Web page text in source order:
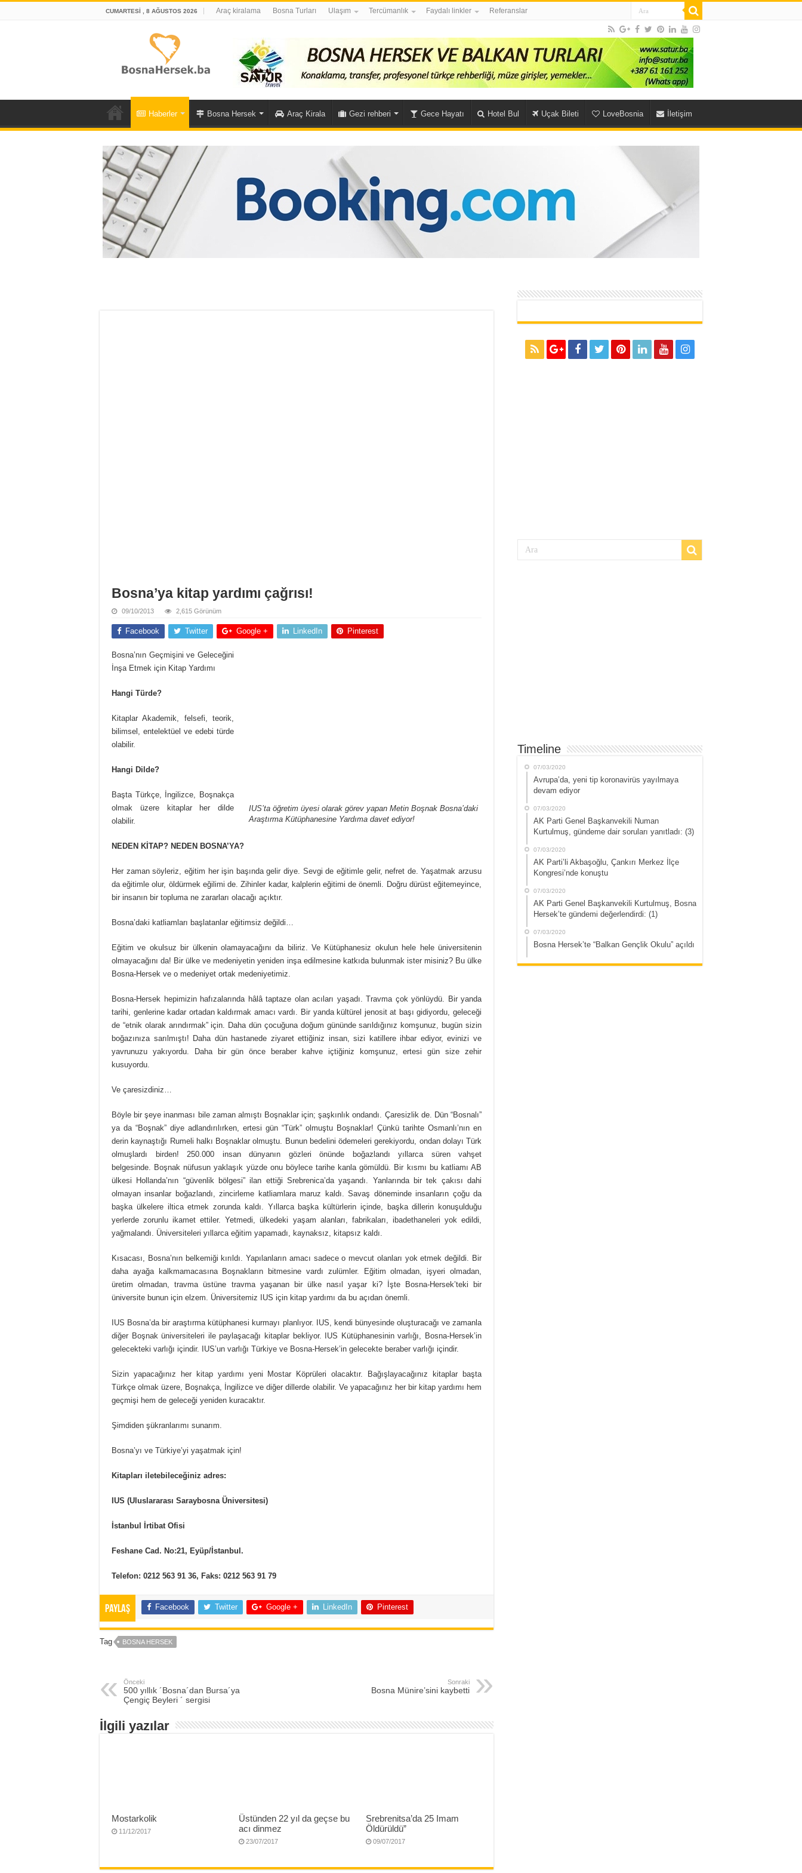
CUMARTESI , 8 AĞUSTOS 2026 Araç kiralama Bosna Turları Ulaşım Tercümanlık Faydalı linkler Referanslar
Haberler Bosna Hersek Araç Kirala Gezi rehberi Gece Hayatı Hotel Bul Uçak Bileti LoveBosnia İletişim
Bosna’ya kitap yardımı çağrısı!
09/10/2013 2,615 Görünüm
Facebook Twitter Google + LinkedIn Pinterest
IUS’ta öğretim üyesi olarak görev yapan Metin Boşnak Bosna’daki
Araştırma Kütüphanesine Yardıma davet ediyor!
Bosna’nın Geçmişini ve Geleceğini
İnşa Etmek için Kitap Yardımı
Hangi Türde?
Kitaplar Akademik, felsefi, teorik,
bilimsel, entelektüel ve edebi türde
olabilir.
Hangi Dilde?
Başta Türkçe, İngilizce, Boşnakça
olmak üzere kitaplar her dilde
olabilir.
NEDEN KİTAP? NEDEN BOSNA’YA?
Her zaman söyleriz, eğitim her işin başında gelir diye. Sevgi de eğitimle gelir, nefret de. Yaşatmak arzusu
da eğitimle olur, öldürmek eğilimi de. Zihinler kadar, kalplerin eğitimi de önemli. Doğru dürüst eğitemeyince,
bir insanın bir topluma ne zararları olacağı açıktır.
Bosna’daki katliamları başlatanlar eğitimsiz değildi…
Eğitim ve okulsuz bir ülkenin olamayacağını da biliriz. Ve Kütüphanesiz okulun hele hele üniversitenin
olmayacağını da! Bir ülke ve medeniyetin yeniden inşa edilmesine katkıda bulunmak ister misiniz? Bu ülke
Bosna-Hersek ve o medeniyet ortak medeniyetimiz.
Bosna-Hersek hepimizin hafızalarında hâlâ taptaze olan acıları yaşadı. Travma çok yönlüydü. Bir yanda
tarihi, genlerine kadar ortadan kaldırmak amacı vardı. Bir yanda kültürel jenosit at başı gidiyordu, geleceği
de “etnik olarak arındırmak” için. Daha dün çocuğuna doğum gününde sarıldığınız komşunuz, bugün sizin
boğazınıza sarılmıştı! Daha dün hastanede ziyaret ettiğiniz insan, sizi katillere ihbar ediyor, evinizi ve
yavrunuzu yakıyordu. Daha bir gün önce beraber kahve içtiğiniz komşunuz, ertesi gün size zehir
kusuyordu.
Ve çaresizdiniz…
Böyle bir şeye inanması bile zaman almıştı Boşnaklar için; şaşkınlık ondandı. Çaresizlik de. Dün “Bosnalı”
ya da “Boşnak” diye adlandırılırken, ertesi gün “Türk” olmuştu Boşnaklar! Çünkü tarihte Osmanlı’nın en
derin kaynaştığı Rumeli halkı Boşnaklar olmuştu. Bunun bedelini ödemeleri gerekiyordu, ondan dolayı Türk
olmuşlardı birden! 250.000 insan dünyanın gözleri önünde boğazlandı yıllarca süren vahşet
belgesinde. Boşnak nüfusun yaklaşık yüzde onu böylece tarihe kanla gömüldü. Bir kısmı bu katliamı AB
ülkesi Hollanda’nın “güvenlik bölgesi” ilan ettiği Srebrenica’da yaşandı. Yanlarında bir tek çakısı dahi
olmayan insanlar boğazlandı, zincirleme katliamlara maruz kaldı. Savaş döneminde insanların çoğu da
başka ülkelere iltica etmek zorunda kaldı. Yıllarca başka kültürlerin içinde, başka dillerin konuşulduğu
yerlerde zorunlu ikamet ettiler. Yetmedi, ülkedeki yaşam alanları, fabrikaları, ibadethaneleri yok edildi,
yağmalandı. Üniversiteleri yıllarca eğitim yapamadı, kaynaksız, kitapsız kaldı.
Kısacası, Bosna’nın belkemiği kırıldı. Yapılanların amacı sadece o mevcut olanları yok etmek değildi. Bir
daha ayağa kalkmamacasına Boşnakların bitmesine vardı zulümler. Eğitim olmadan, işyeri olmadan,
üretim olmadan, travma üstüne travma yaşanan bir ülke nasıl yaşar ki? İşte Bosna-Hersek’teki bir
üniversite bunun için elzem. Üniversitemiz IUS için kitap yardımı da bu açıdan önemli.
IUS Bosna’da bir araştırma kütüphanesi kurmayı planlıyor. IUS, kendi bünyesinde oluşturacağı ve zamanla
diğer Boşnak üniversiteleri ile paylaşacağı kitaplar bekliyor. IUS Kütüphanesinin varlığı, Bosna-Hersek’in
gelecekteki varlığı içindir. IUS’un varlığı Türkiye ve Bosna-Hersek’in gelecekte beraber varlığı içindir.
Sizin yapacağınız her kitap yardımı yeni Mostar Köprüleri olacaktır. Bağışlayacağınız kitaplar başta
Türkçe olmak üzere, Boşnakça, İngilizce ve diğer dillerde olabilir. Ve yapacağınız her bir kitap yardımı hem
geçmişi hem de geleceği yeniden kuracaktır.
Şimdiden şükranlarımı sunarım.
Bosna’yı ve Türkiye’yi yaşatmak için!
Kitapları iletebileceğiniz adres:
IUS (Uluslararası Saraybosna Üniversitesi)
İstanbul İrtibat Ofisi
Feshane Cad. No:21, Eyüp/İstanbul.
Telefon: 0212 563 91 36, Faks: 0212 563 91 79
Paylaş Facebook Twitter Google + LinkedIn Pinterest
Tag BOSNA HERSEK
Önceki
500 yıllık ´Bosna´dan Bursa´ya
Çengiç Beyleri ´ sergisi
Sonraki
Bosna Münire’sini kaybetti
İlgili yazılar
Mostarkolik
11/12/2017
Üstünden 22 yıl da geçse bu
acı dinmez
23/07/2017
Srebrenitsa’da 25 Imam
Öldürüldü”
09/07/2017
Timeline
07/03/2020
Avrupa’da, yeni tip koronavirüs yayılmaya
devam ediyor
07/03/2020
AK Parti Genel Başkanvekili Numan
Kurtulmuş, gündeme dair soruları yanıtladı: (3)
07/03/2020
AK Parti’li Akbaşoğlu, Çankırı Merkez İlçe
Kongresi’nde konuştu
07/03/2020
AK Parti Genel Başkanvekili Kurtulmuş, Bosna
Hersek’te gündemi değerlendirdi: (1)
07/03/2020
Bosna Hersek’te “Balkan Gençlik Okulu” açıldı